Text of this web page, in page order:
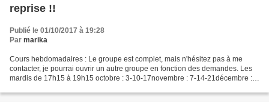
reprise !!
Publié le 01/10/2017 à 19:28
Par marika
Cours hebdomadaires : Le groupe est complet, mais n'hésitez pas à me
contacter, je pourrai ouvrir un autre groupe en fonction des demandes. Les
mardis de 17h15 à 19h15 octobre : 3-10-17novembre : 7-14-21décembre :